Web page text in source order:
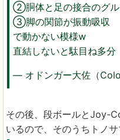
②胴体と足の接合のグル
③脚の関節が振動吸収
で動かない模様w
直結しないと駄目ね多分
— オドンガー大佐（
その後、段ボールとJoy-
いるので、そのうちトノ